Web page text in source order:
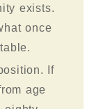
exists.
once
If
age